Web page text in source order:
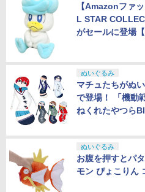
【Amazonファ
L STAR
がセールに登場【
ぬいぐるみ
マチュたちがぬ
で登場！ 「機動
ねくれたやつら
ぬいぐるみ
お腹を押すとパ
モン ぴょこりん